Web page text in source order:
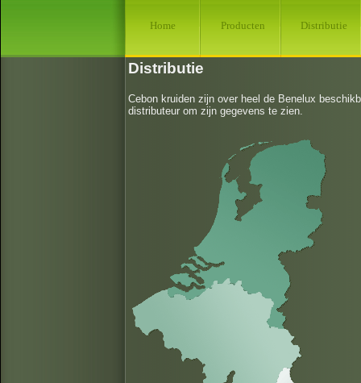
Home Producten Distributie
Distributie
Cebon kruiden zijn over heel de Benelux
distributeur om zijn gegevens te zien.